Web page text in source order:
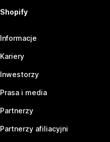
Shopify
Informacje
Kariery
Inwestorzy
Prasa i media
Partnerzy
Partnerzy afiliacyjni